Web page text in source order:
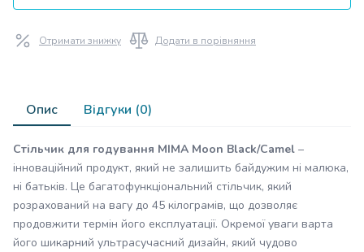
Отримати знижку Додати в порівняння
Опис Відгуки (0)
Стільчик для годування MIMA Moon Black/Camel –
інноваційний продукт, який не залишить байдужим ні малюка,
ні батьків. Це багатофункціональний стільчик, який
розрахований на вагу до 45 кілограмів, що дозволяє
продовжити термін його експлуатації. Окремої уваги варта
його шикарний ультрасучасний дизайн, який чудово